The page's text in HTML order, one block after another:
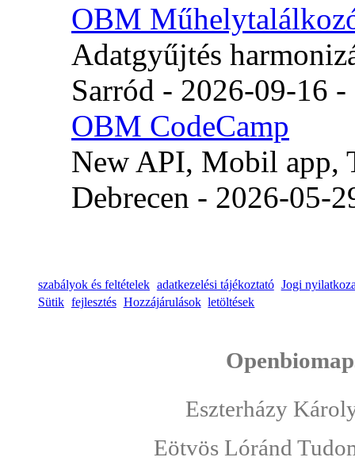
OBM
Adatgyűjtés
Sarród - 2026-09-16
OBM CodeCamp
New API, Mobil app,
Debrecen - 2026-05-
szabályok és feltételek adatkezelési tájékoztató Jogi
Sütik fejlesztés Hozzájárulások letöltések
Eszterházy
Eötvös Lóránd